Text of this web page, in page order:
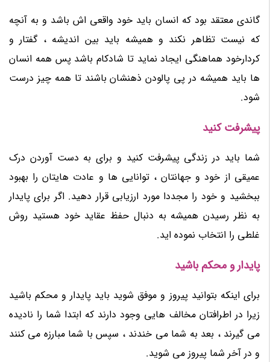
گاندی معتقد بود که انسان باید خود واقعی اش باشد و به آنچه
که نیست تظاهر نکند و همیشه باید بین اندیشه ، گفتار و
کردارخود هماهنگی ایجاد نماید تا شادکام باشد پس همه انسان
ها باید همیشه در پی پالودن ذهنشان باشند تا همه چیز درست
شود.
پیشرفت کنید
شما باید در زندگی پیشرفت کنید و برای به دست آوردن درک
عمیقی از خود و جهانتان ، توانایی ها و عادت هایتان را بهبود
ببخشید و خود را مجددا مورد ارزیابی قرار دهید. اگر برای پایدار
به نظر رسیدن همیشه به دنبال حفظ عقاید خود هستید روش
غلطی را انتخاب نموده اید.
پایدار و محکم باشید
برای اینکه بتوانید پیروز و موفق شوید باید پایدار و محکم باشید
زیرا در اطرافتان مخالف هایی وجود دارند که ابتدا شما را نادیده
می گیرند ، بعد به شما می خندند ، سپس با شما مبارزه می کنند
و در آخر شما پیروز می شوید.